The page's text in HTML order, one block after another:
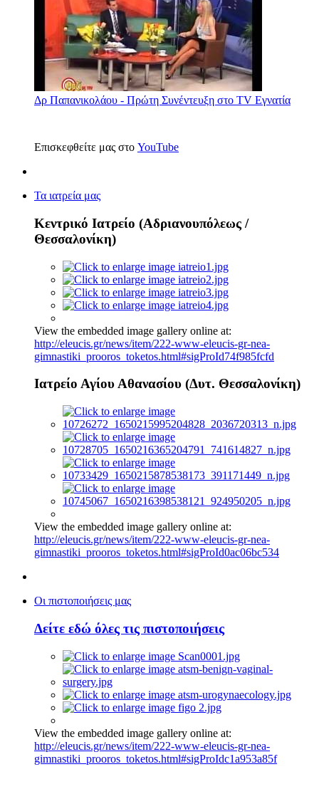
Δρ Παπανικολάου - Πρώτη Συνέντευξη στο TV Εγνατία
Επισκεφθείτε μας στο YouTube
Τα ιατρεία μας
Κεντρικό Ιατρείο (Αδριανουπόλεως /
Θεσσαλονίκη)
View the embedded image gallery online at:
http://eleucis.gr/news/item/222-www-eleucis-gr-nea-
gimnastiki_prooros_toketos.html#sigProId74f985fcfd
Ιατρείο Αγίου Αθανασίου (Δυτ. Θεσσαλονίκη)
View the embedded image gallery online at:
http://eleucis.gr/news/item/222-www-eleucis-gr-nea-
gimnastiki_prooros_toketos.html#sigProId0ac06bc534
Οι πιστοποιήσεις μας
Δείτε εδώ όλες τις πιστοποιήσεις
View the embedded image gallery online at:
http://eleucis.gr/news/item/222-www-eleucis-gr-nea-
gimnastiki_prooros_toketos.html#sigProIdc1a953a85f